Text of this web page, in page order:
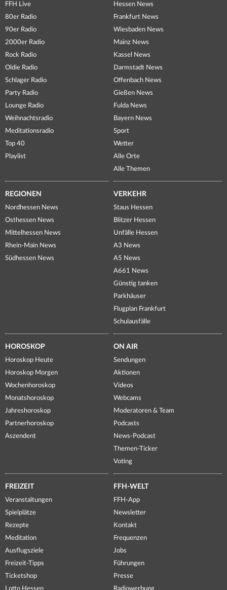
FFH Live
80er Radio
90er Radio
2000er Radio
Rock Radio
Oldie Radio
Schlager Radio
Party Radio
Lounge Radio
Weihnachtsradio
Meditationsradio
Top 40
Playlist
Hessen News
Frankfurt News
Wiesbaden News
Mainz News
Kassel News
Darmstadt News
Offenbach News
Gießen News
Fulda News
Bayern News
Sport
Wetter
Alle Orte
Alle Themen
REGIONEN
Nordhessen News
Osthessen News
Mittelhessen News
Rhein-Main News
Südhessen News
VERKEHR
Staus Hessen
Blitzer Hessen
Unfälle Hessen
A3 News
A5 News
A661 News
Günstig tanken
Parkhäuser
Flugplan Frankfurt
Schulausfälle
HOROSKOP
Horoskop Heute
Horoskop Morgen
Wochenhoroskop
Monatshoroskop
Jahreshoroskop
Partnerhoroskop
Aszendent
ON AIR
Sendungen
Aktionen
Videos
Webcams
Moderatoren & Team
Podcasts
News-Podcast
Themen-Ticker
Voting
FREIZEIT
Veranstaltungen
Spielplätze
Rezepte
Meditation
Ausflugsziele
Freizeit-Tipps
Ticketshop
Lotto Hessen
FFH-WELT
FFH-App
Newsletter
Kontakt
Frequenzen
Jobs
Führungen
Presse
Radiowerbung